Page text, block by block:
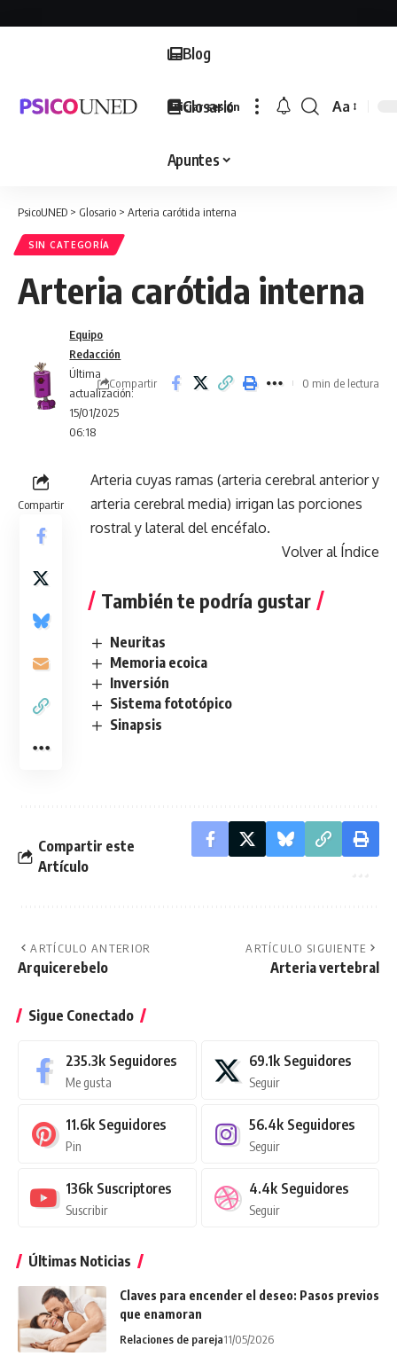
Blog
Glosario
Apuntes
Iniciar sesión
Font
Aa
PsicoUNED > Glosario > Arteria carótida interna
SIN CATEGORÍA
Arteria carótida interna
Última
actualización:
15/01/2025
06:18
Equipo
Redacción
Compartir 0 min de lectura
Compartir
Arteria cuyas ramas (arteria cerebral anterior y
arteria cerebral media) irrigan las porciones
rostral y lateral del encéfalo.
Volver al Índice
También te podría gustar
Neuritas
Memoria ecoica
Inversión
Sistema fototópico
Sinapsis
Compartir este
Artículo
ARTÍCULO ANTERIOR
Arquicerebelo
ARTÍCULO SIGUIENTE
Arteria vertebral
Sigue Conectado
235.3k Seguidores
Me gusta
69.1k Seguidores
Seguir
11.6k Seguidores
Pin
56.4k Seguidores
Seguir
136k Suscriptores
Suscribir
4.4k Seguidores
Seguir
Últimas Noticias
Claves para encender el deseo: Pasos previos
que enamoran
Relaciones de pareja11/05/2026